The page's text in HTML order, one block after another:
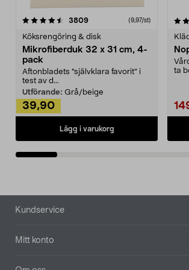
3809recensioner (9,97/st)
Köksrengöring & disk
Mikrofiberduk 32 x 31 cm, 4-
pack
Aftonbladets "självklara favorit” i
test av d...
Utförande: Grå/beige
39,90
Lägg i varukorg
4.0av 5 stjärnor
ta
Sidfot
Kundservice
Mitt konto